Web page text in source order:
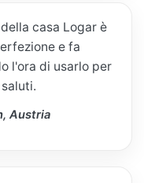
casa Logar è
e fa
l'ora di usarlo per
Austria